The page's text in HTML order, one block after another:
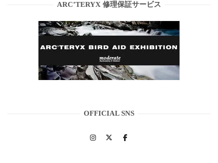
ARC’TERYX 修理保証サービス
OFFICIAL SNS